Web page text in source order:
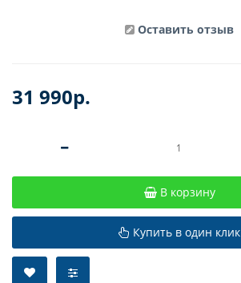
Оставить отзыв
31 990р.
В корзину
Купить в один клик